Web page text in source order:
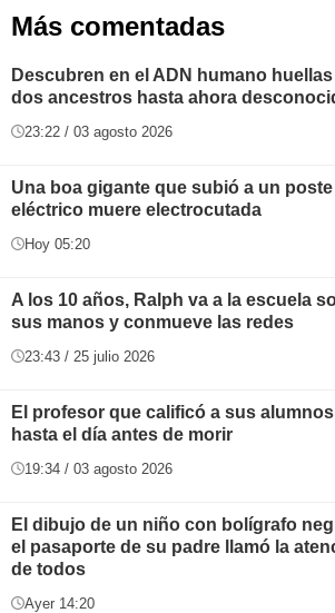
Más comentadas
Descubren en el ADN humano
dos ancestros hasta ahora
23:22 / 03 agosto 2026
Una boa gigante que subió a un poste
eléctrico muere electrocutada
Hoy 05:20
A los 10 años, Ralph va a la escuela
sus manos y conmueve las redes
23:43 / 25 julio 2026
El profesor que calificó a sus alumnos
hasta el día antes de morir
19:34 / 03 agosto 2026
El dibujo de un niño con bolígrafo
el pasaporte de su padre llamó la
de todos
Ayer 14:20